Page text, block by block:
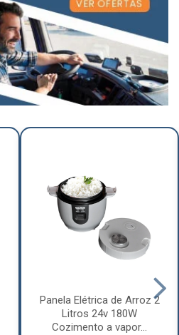
Panela Elétrica de Arroz 2
Litros 24v 180W
Cozimento a vapor...